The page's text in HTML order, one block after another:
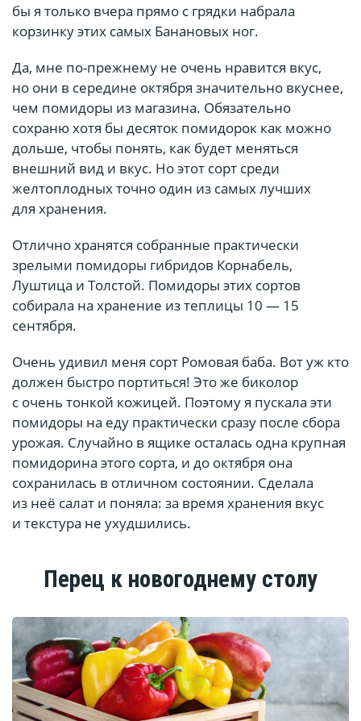
бы я только вчера прямо с грядки набрала
корзинку этих самых Банановых ног.
Да, мне по-прежнему не очень нравится вкус,
но они в середине октября значительно вкуснее,
чем помидоры из магазина. Обязательно
сохраню хотя бы десяток помидорок как можно
дольше, чтобы понять, как будет меняться
внешний вид и вкус. Но этот сорт среди
желтоплодных точно один из самых лучших
для хранения.
Отлично хранятся собранные практически
зрелыми помидоры гибридов Корнабель,
Луштица и Толстой. Помидоры этих сортов
собирала на хранение из теплицы 10 — 15
сентября.
Очень удивил меня сорт Ромовая баба. Вот уж кто
должен быстро портиться! Это же биколор
с очень тонкой кожицей. Поэтому я пускала эти
помидоры на еду практически сразу после сбора
урожая. Случайно в ящике осталась одна крупная
помидорина этого сорта, и до октября она
сохранилась в отличном состоянии. Сделала
из неё салат и поняла: за время хранения вкус
и текстура не ухудшились.
Перец к новогоднему столу